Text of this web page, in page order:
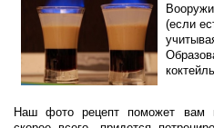
(если
Наш фото рецепт поможет вам в